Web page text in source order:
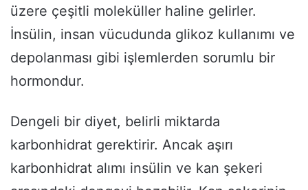
üzere çeşitli moleküller haline gelirler.
İnsülin, insan vücudunda glikoz kullanımı ve
depolanması gibi işlemlerden sorumlu bir
hormondur.
Dengeli bir diyet, belirli miktarda
karbonhidrat gerektirir. Ancak aşırı
karbonhidrat alımı insülin ve kan şekeri